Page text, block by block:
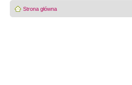
Strona główna